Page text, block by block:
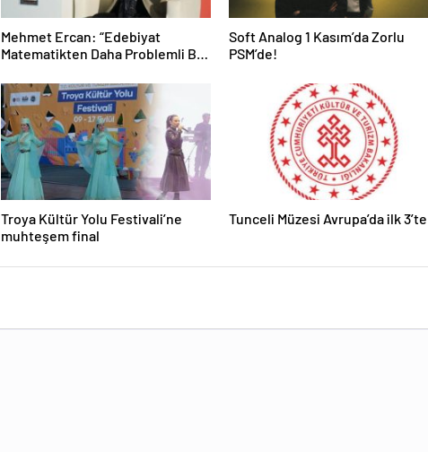
Mehmet Ercan: “Edebiyat
Matematikten Daha Problemli Bir
Soft Analog 1 Kasım’da Zorlu
PSM’de!
Troya Kültür Yolu Festivali’ne
muhteşem final
Tunceli Müzesi Avrupa’da ilk 3’te